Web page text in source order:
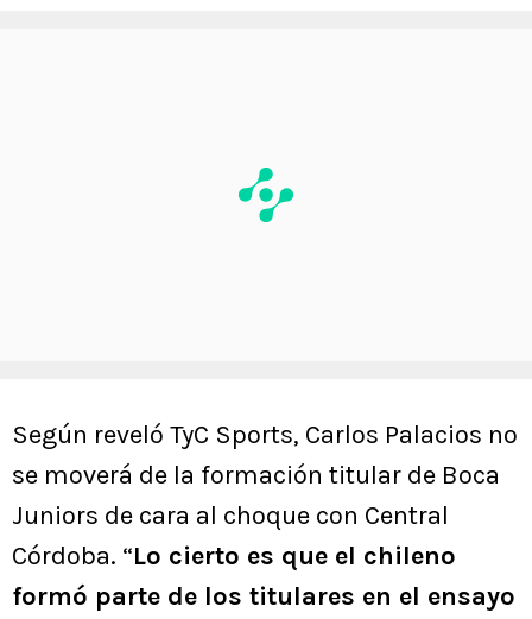
Según reveló TyC Sports, Carlos Palacios no
se moverá de la formación titular de Boca
Juniors de cara al choque con Central
Córdoba. “Lo cierto es que el chileno
formó parte de los titulares en el ensayo